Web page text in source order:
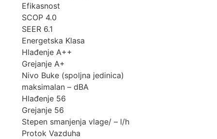
Efikasnost
SCOP 4.0
SEER 6.1
Energetska Klasa
Hlađenje A++
Grejanje A+
Nivo Buke (spoljna jedinica)
maksimalan – dBA
Hlađenje 56
Grejanje 56
Stepen smanjenja vlage/ – l/h
Protok Vazduha